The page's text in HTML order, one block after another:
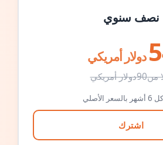
نصف سنوي
دولار أمريكي
من90دولار أمريكي
الأصلي
اشترك